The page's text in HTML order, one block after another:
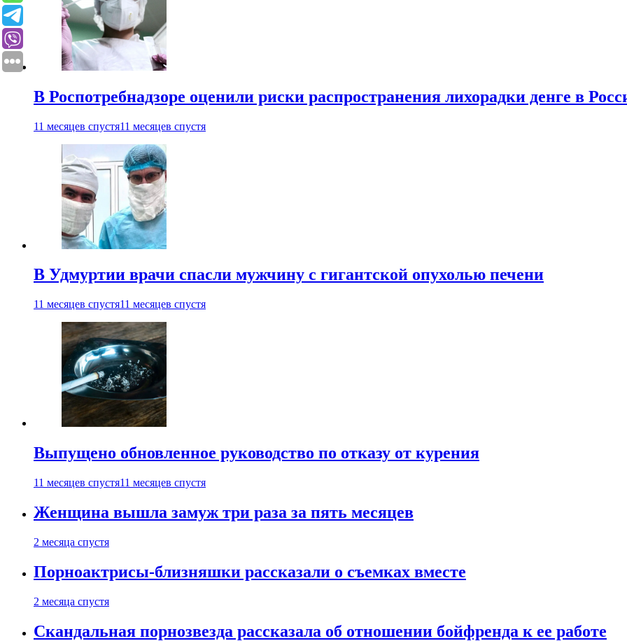
В Роспотребнадзоре оценили риски распространения лихорадки денге в
11 месяцев спустя11 месяцев спустя
В Удмуртии врачи спасли мужчину с гигантской опухолью печени
11 месяцев спустя11 месяцев спустя
Выпущено обновленное руководство по отказу от курения
11 месяцев спустя11 месяцев спустя
Женщина вышла замуж три раза за пять месяцев
2 месяца спустя
Порноактрисы-близняшки рассказали о съемках вместе
2 месяца спустя
Скандальная порнозвезда рассказала об отношении бойфренда к ее работе